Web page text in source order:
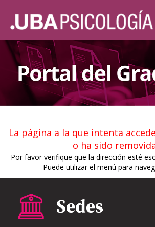
La página a la que intenta
o ha sido
Por favor verifique que la dirección esté
Puede utilizar el menú para